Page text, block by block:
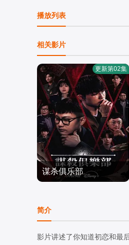
播放列表
相关影片
谋杀俱乐部
日韩综艺
2026/韩国
更新第02集
简介
影片讲述了你知道初恋和最